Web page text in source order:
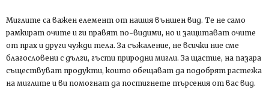
Миглите са важен елемент от нашия външен вид. Те не само
рамкират очите и ги правят по-видими, но и защитават очите
от прах и други чужди тела. За съжаление, не всички ние сме
благословени с дълги, гъсти природни мигли. За щастие, на пазара
съществуват продукти, които обещават да подобрят растежа
на миглите и ви помогнат да постигнете търсения от вас вид.